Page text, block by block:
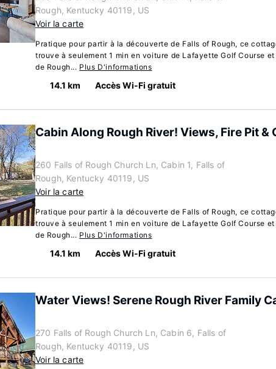
Rough, Kentucky 40119, US
Voir la carte
Pratique pour partir à la découverte de Falls of Rough, ce
trouve à seulement 1 min en voiture de Lafayette Golf Course et
de Rough... Plus D'informations
14.1 km Accès Wi-Fi gratuit
Cabin Along Rough River! Views, Fire Pit &
260 Falls of Rough Church Ln, Cabin 1, Falls of
Rough, Kentucky 40119, US
Voir la carte
Pratique pour partir à la découverte de Falls of Rough, ce
trouve à seulement 1 min en voiture de Lafayette Golf Course et
de Rough... Plus D'informations
14.1 km Accès Wi-Fi gratuit
Water Views! Serene Rough River Family
270 Falls of Rough Church Ln, Cabin 6, Falls of
Rough, Kentucky 40119, US
Voir la carte